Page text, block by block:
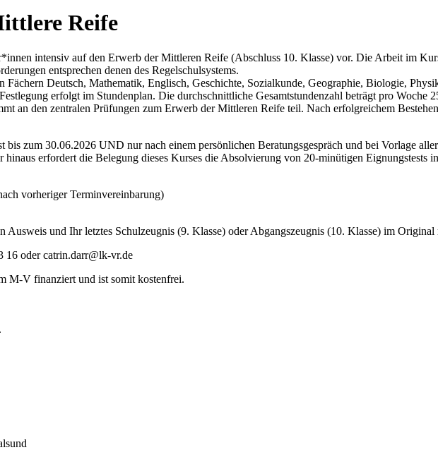
Reife
intensiv auf den Erwerb der Mittleren Reife (Abschluss 10. Klasse) vor. Die Arbeit im
entsprechen denen des Regelschulsystems.
Fächern Deutsch, Mathematik, Englisch, Geschichte, Sozialkunde, Geographie, Biologie,
erfolgt im Stundenplan. Die durchschnittliche Gesamtstundenzahl beträgt pro Woche
an den zentralen Prüfungen zum Erwerb der Mittleren Reife teil. Nach erfolgreichem
zum 30.06.2026 UND nur nach einem persönlichen Beratungsgespräch und bei Vorlage
erfordert die Belegung dieses Kurses die Absolvierung von 20-minütigen Eignungstests
vorheriger Terminvereinbarung)
Ausweis und Ihr letztes Schulzeugnis (9. Klasse) oder Abgangszeugnis (10. Klasse) im
16 oder catrin.darr@lk-vr.de
M-V finanziert und ist somit kostenfrei.